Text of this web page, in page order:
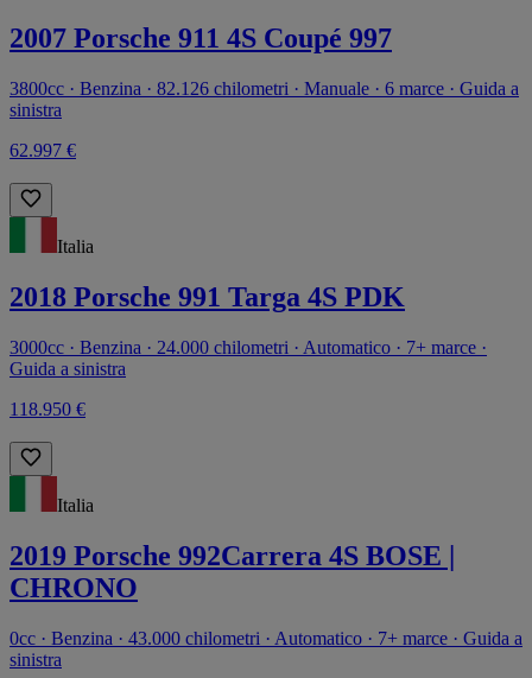
2007 Porsche 911 4S Coupé 997
3800cc · Benzina · 82.126 chilometri · Manuale · 6 marce · Guida a
sinistra
62.997 €
Italia
2018 Porsche 991 Targa 4S PDK
3000cc · Benzina · 24.000 chilometri · Automatico · 7+ marce ·
Guida a sinistra
118.950 €
Italia
2019 Porsche 992Carrera 4S BOSE |
CHRONO
0cc · Benzina · 43.000 chilometri · Automatico · 7+ marce · Guida a
sinistra